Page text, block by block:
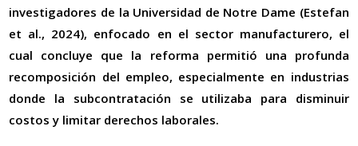
investigadores de la Universidad de Notre Dame (Estefan
et al., 2024), enfocado en el sector manufacturero, el
cual concluye que la reforma permitió una profunda
recomposición del empleo, especialmente en industrias
donde la subcontratación se utilizaba para disminuir
costos y limitar derechos laborales.